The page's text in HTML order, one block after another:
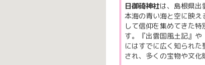
日御碕神社は、島根県出
本海の青い海と空に映
して信仰を集めてきた
す。『出雲国風土記』
にはすでに広く知られ
され、多くの宝物や文化